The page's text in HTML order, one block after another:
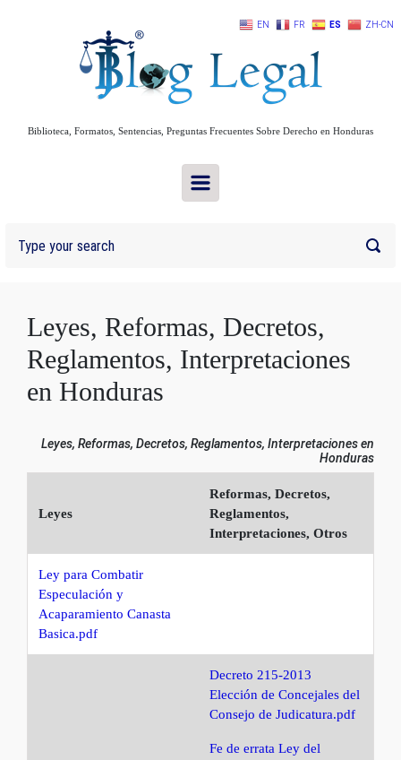
Biblioteca, Formatos, Sentencias, Preguntas Frecuentes Sobre Derecho en Honduras
Leyes, Reformas, Decretos,
Reglamentos, Interpretaciones
en Honduras
Leyes, Reformas, Decretos, Reglamentos, Interpretaciones en
Honduras
Leyes
Reformas, Decretos,
Reglamentos,
Interpretaciones, Otros
Ley para Combatir
Especulación y
Acaparamiento Canasta
Basica.pdf
Decreto 215-2013
Elección de Concejales del
Consejo de Judicatura.pdf
Fe de errata Ley del
EN FR ES ZH-CN